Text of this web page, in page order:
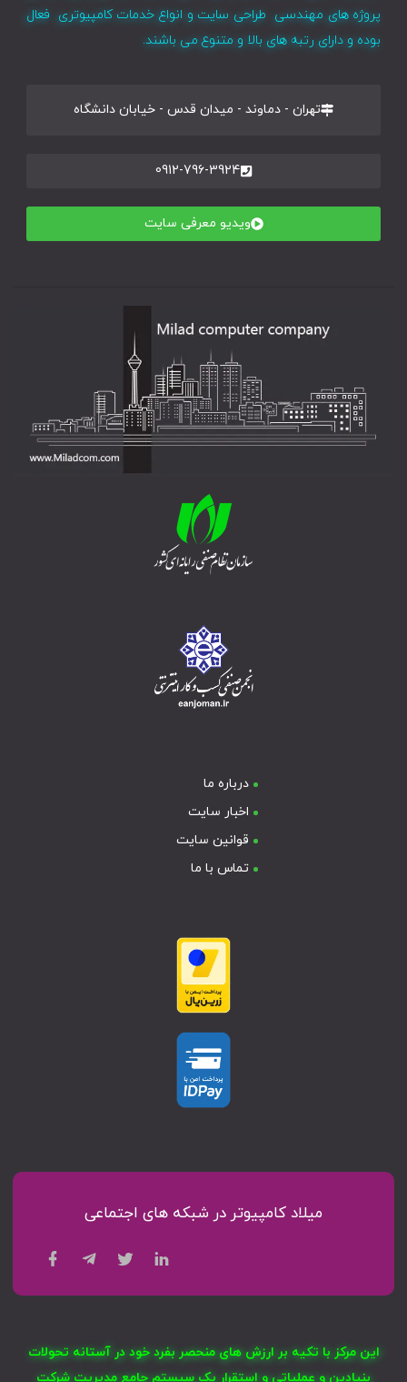
پروژه های مهندسی طراحی سایت و انواع خدمات کامپیوتری فعال
بوده و دارای رتبه های بالا و متنوع می باشند.
تهران - دماوند - میدان قدس - خیابان دانشگاه
0912-796-3924
ویدیو معرفی سایت
درباره ما
اخبار سایت
قوانین سایت
تماس با ما
میلاد کامپیوتر در شبکه های اجتماعی
این مرکز با تکیه بر ارزش های منحصر بفرد خود در آستانه تحولات
بنیادین و عملیاتی و استقرار یک سیستم جامع مدیریت شرکت